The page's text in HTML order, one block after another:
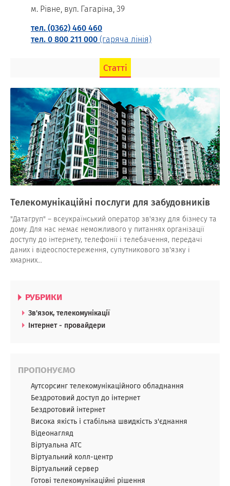
м. Рівне, вул. Гагаріна, 39
тел. (0362) 460 460
тел. 0 800 211 000(гаряча лінія)
Статті
Телекомунікаційні послуги для забудовників
"Датагруп" – всеукраїнський оператор зв'язку для бізнесу та
дому. Для нас немає неможливого у питаннях організації
доступу до інтернету, телефонії і телебачення, передачі
даних і відеоспостереження, супутникового зв'язку і
хмарних…
РУБРИКИ
Зв'язок, телекомунікації
Інтернет - провайдери
ПРОПОНУЄМО
Аутсорсинг телекомунікаційного обладнання
Бездротовий доступ до інтернет
Бездротовий інтернет
Висока якість і стабільна швидкість з'єднання
Відеонагляд
Віртуальна АТС
Віртуальний колл-центр
Віртуальний сервер
Готові телекомунікаційні рішення